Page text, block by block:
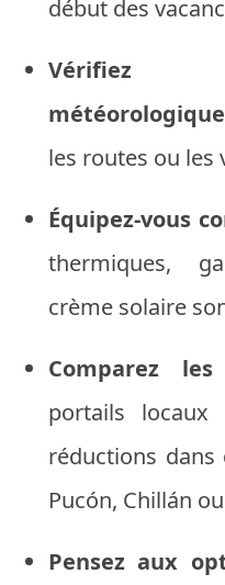
début des
Vérifiez
les routes ou les
Équipez-vous
thermiques,
crème solaire
Comparez
portails locaux
réductions
Pucón, Chillán
Pensez aux